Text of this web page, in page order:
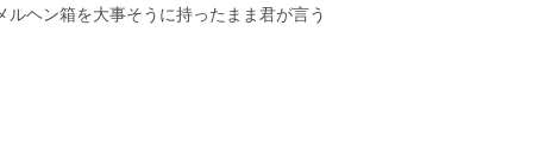
ヘン箱を大事そうに持ったまま君が言う